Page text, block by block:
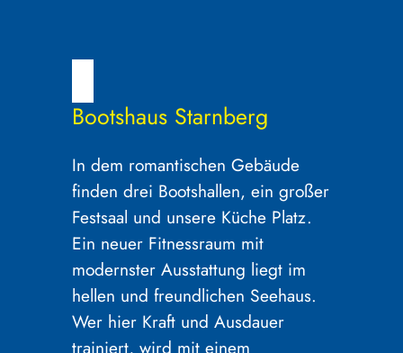
Bootshaus Starnberg
In dem romantischen Gebäude
finden drei Bootshallen, ein großer
Festsaal und unsere Küche Platz.
Ein neuer Fitnessraum mit
modernster Ausstattung liegt im
hellen und freundlichen Seehaus.
Wer hier Kraft und Ausdauer